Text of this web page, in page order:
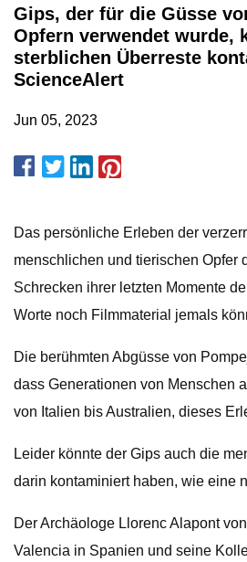
Gips, der für die Güsse
Opfern verwendet wurde,
sterblichen Überreste
ScienceAlert
Jun 05, 2023
Das persönliche Erleben der
menschlichen und tierischen Opfer
Schrecken ihrer letzten Momente
Worte noch Filmmaterial jemals
Die berühmten Abgüsse von
dass Generationen von Menschen
von Italien bis Australien, dieses
Leider könnte der Gips auch die
darin kontaminiert haben, wie eine
Der Archäologe Llorenc Alapont
Valencia in Spanien und seine